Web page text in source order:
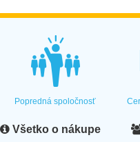
Popredná spoločnosť
Všetko o nákupe